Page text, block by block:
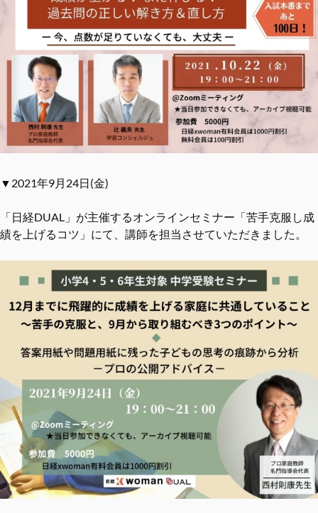
▼2021年9月24日(金)
「日経DUAL」が主催するオンラインセミナー「苦手克服し成
績を上げるコツ」にて、講師を担当させていただきました。